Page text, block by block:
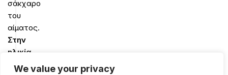
We value your privacy
σάκχαρο
του
αίματος.
Στην
ηλικία
των